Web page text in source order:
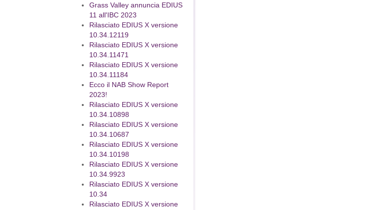
Grass Valley annuncia EDIUS
11 all'IBC 2023
Rilasciato EDIUS X versione
10.34.12119
Rilasciato EDIUS X versione
10.34.11471
Rilasciato EDIUS X versione
10.34.11184
Ecco il NAB Show Report
2023!
Rilasciato EDIUS X versione
10.34.10898
Rilasciato EDIUS X versione
10.34.10687
Rilasciato EDIUS X versione
10.34.10198
Rilasciato EDIUS X versione
10.34.9923
Rilasciato EDIUS X versione
10.34
Rilasciato EDIUS X versione